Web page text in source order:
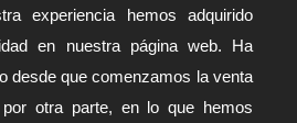
experiencia hemos adquirido
en nuestra página web. Ha
desde que comenzamos la venta
otra parte, en lo que hemos